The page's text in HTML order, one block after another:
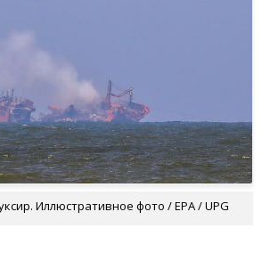
Иллюстративное фото / EPA / UPG